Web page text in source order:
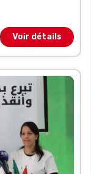
Voir détails